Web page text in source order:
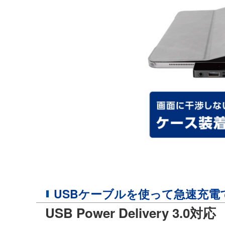
USBケーブルを使って急速充電
USB Power Delivery 3.0対応